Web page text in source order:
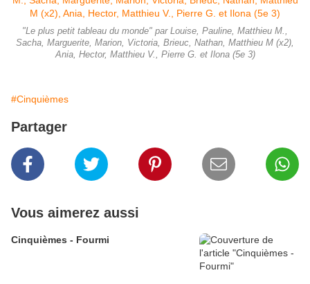
"Le plus petit tableau du monde" par Louise, Pauline, Matthieu M.,
Sacha, Marguerite, Marion, Victoria, Brieuc, Nathan, Matthieu M (x2),
Ania, Hector, Matthieu V., Pierre G. et Ilona (5e 3)
#Cinquièmes
Partager
Vous aimerez aussi
Cinquièmes - Fourmi